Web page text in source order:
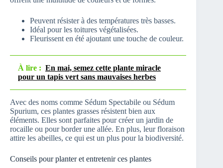
Peuvent résister à des températures très basses.
Idéal pour les toitures végétalisées.
Fleurissent en été ajoutant une touche de couleur.
À lire : En mai, semez cette plante miracle
pour un tapis vert sans mauvaises herbes
Avec des noms comme Sédum Spectabile ou Sédum
Spurium, ces plantes grasses résistent bien aux
éléments. Elles sont parfaites pour créer un jardin de
rocaille ou pour border une allée. En plus, leur floraison
attire les abeilles, ce qui est un plus pour la biodiversité.
Conseils pour planter et entretenir ces plantes